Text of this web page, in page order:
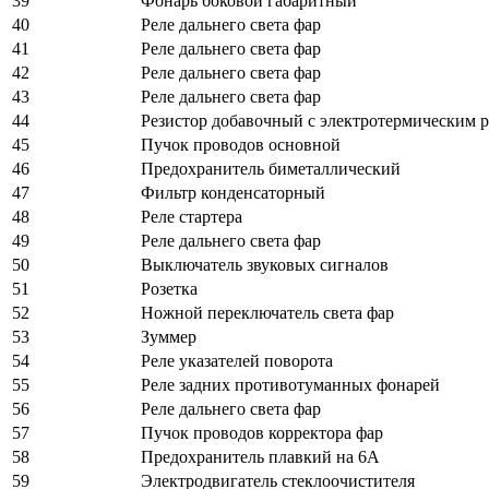
40
Реле дальнего света фар
41
Реле дальнего света фар
42
Реле дальнего света фар
43
Реле дальнего света фар
44
Резистор добавочный с электротермическим
45
Пучок проводов основной
46
Предохранитель биметаллический
47
Фильтр конденсаторный
48
Реле стартера
49
Реле дальнего света фар
50
Выключатель звуковых сигналов
51
Розетка
52
Ножной переключатель света фар
53
Зуммер
54
Реле указателей поворота
55
Реле задних противотуманных фонарей
56
Реле дальнего света фар
57
Пучок проводов корректора фар
58
Предохранитель плавкий на 6А
59
Электродвигатель стеклоочистителя